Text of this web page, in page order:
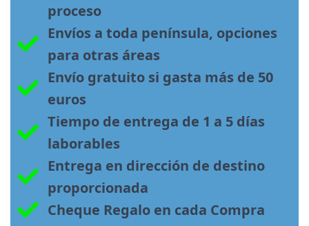
proceso
Envíos a toda península, opciones
para otras áreas
Envío gratuito si gasta más de 50
euros
Tiempo de entrega de 1 a 5 días
laborables
Entrega en dirección de destino
proporcionada
Cheque Regalo en cada Compra